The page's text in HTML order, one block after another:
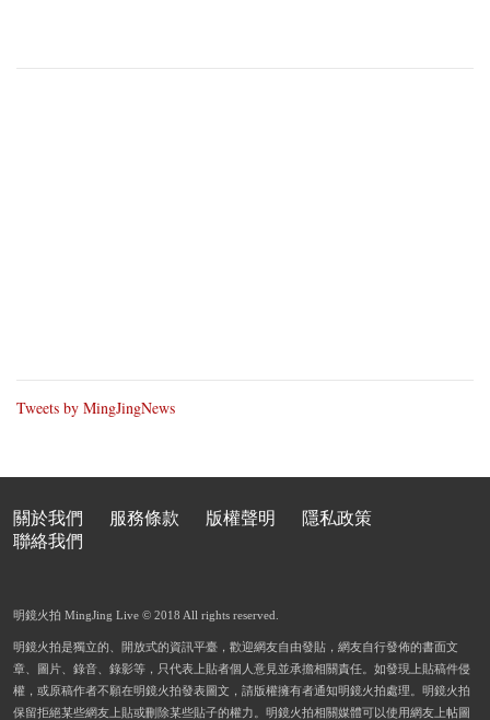
Tweets by MingJingNews
關於我們 服務條款 版權聲明
隱私政策
聯絡我們
明鏡火拍 MingJing Live © 2018 All rights reserved.
明鏡火拍是獨立的、開放式的資訊平臺，歡迎網友自由發貼，網友自行發佈的書面文
章、圖片、錄音、錄影等，只代表上貼者個人意見並承擔相關責任。如發現上貼稿件侵
權，或原稿作者不願在明鏡火拍發表圖文，請版權擁有者通知明鏡火拍處理。明鏡火拍
保留拒絕某些網友上貼或刪除某些貼子的權力。明鏡火拍相關媒體可以使用網友上帖圖